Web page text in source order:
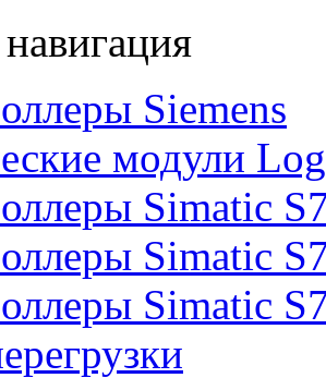
Siemens
модули
Simatic
Simatic
Simatic